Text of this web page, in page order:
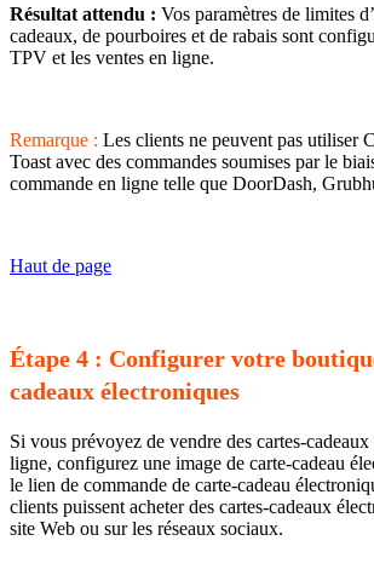
Résultat attendu : Vos paramètres de limites
cadeaux, de pourboires et de rabais sont
TPV et les ventes en ligne.
Remarque : Les clients ne peuvent pas utiliser
Toast avec des commandes soumises par le
commande en ligne telle que DoorDash,
Haut de page
Étape 4 : Configurer votre
cadeaux électroniques
Si vous prévoyez de vendre des cartes-
ligne, configurez une image de carte-cadeau
le lien de commande de carte-cadeau
clients puissent acheter des cartes-cadeaux
site Web ou sur les réseaux sociaux.